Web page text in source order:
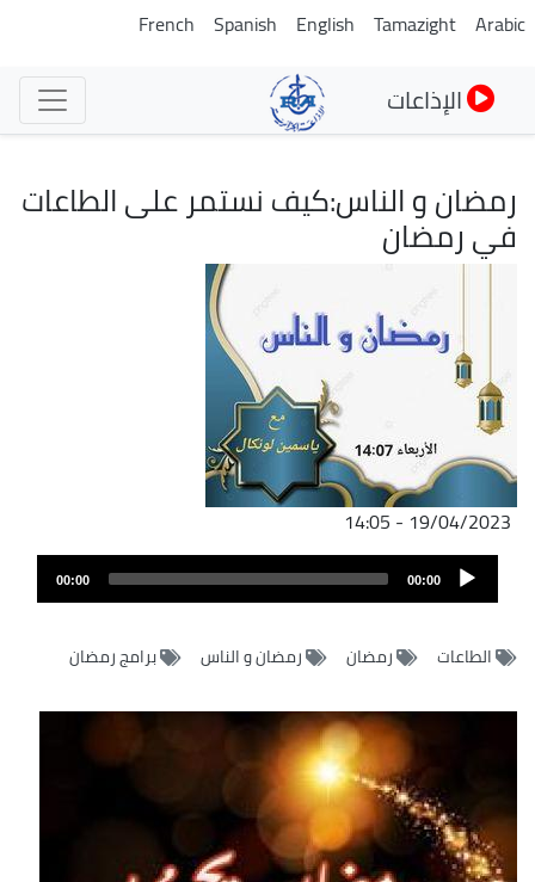
تجاوز
Arabic
Tamazight
English
Spanish
French
الإذاعات
رمضان و الناس:كيف نستمر على الطاعات
في رمضان
19/04/2023 - 14:05
Audio
Player
00:00
00:00
الطاعات رمضان رمضان و الناس برامج رمضان